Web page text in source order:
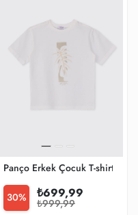
Panço Erkek Çocuk T-shirt
30% ₺699,99
₺999,99